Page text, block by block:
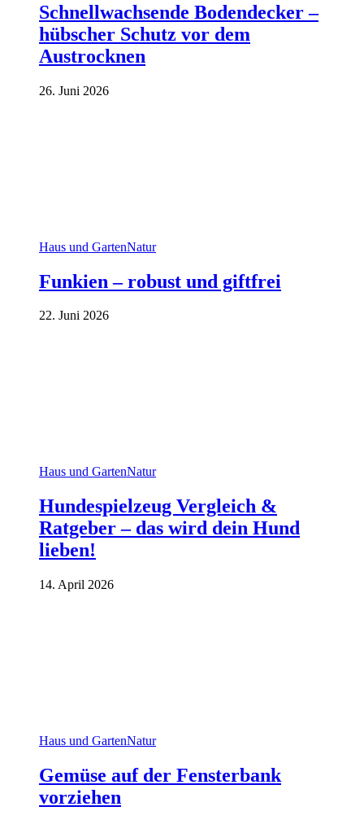
Schnellwachsende Bodendecker –
hübscher Schutz vor dem
Austrocknen
26. Juni 2026
Haus und GartenNatur
Funkien – robust und giftfrei
22. Juni 2026
Haus und GartenNatur
Hundespielzeug Vergleich &
Ratgeber – das wird dein Hund
lieben!
14. April 2026
Haus und GartenNatur
Gemüse auf der Fensterbank
vorziehen